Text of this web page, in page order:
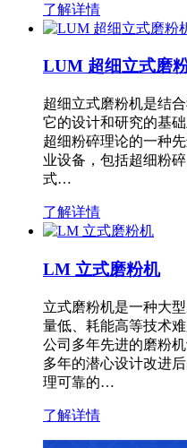
了解详情
LUM 超细立式磨
超细立式磨粉机是结
它的设计和研究的基
超细粉碎理论的一种
业设备，包括超细粉
式…
了解详情
LM 立式磨粉机
立式磨粉机是一种大
量低、耗能高等技术
公司多年先进的磨粉
多年的潜心设计改进
理可靠的…
了解详情